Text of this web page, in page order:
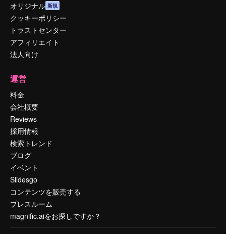
オリジナル 新規
クッキーポリシー
トラストセンター
アフィリエイト
法人向け
運営
料金
会社概要
Reviews
採用情報
検索トレンド
ブログ
イベント
Slidesgo
コンテンツを販売する
プレスルーム
magnific.aiをお探しですか？